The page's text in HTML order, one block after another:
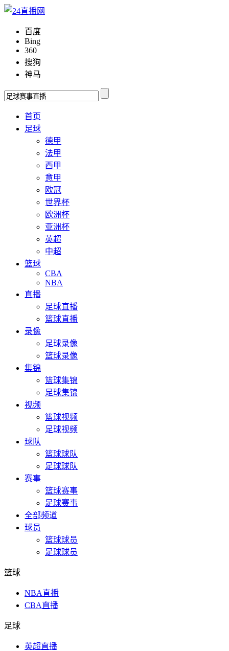
百度
Bing
360
搜狗
神马
首页
足球
德甲
法甲
西甲
意甲
欧冠
世界杯
欧洲杯
亚洲杯
英超
中超
篮球
CBA
NBA
直播
足球直播
篮球直播
录像
足球录像
篮球录像
集锦
篮球集锦
足球集锦
视频
篮球视频
足球视频
球队
篮球球队
足球球队
赛事
篮球赛事
足球赛事
全部频道
球员
篮球球员
足球球员
篮球
NBA直播
CBA直播
足球
英超直播